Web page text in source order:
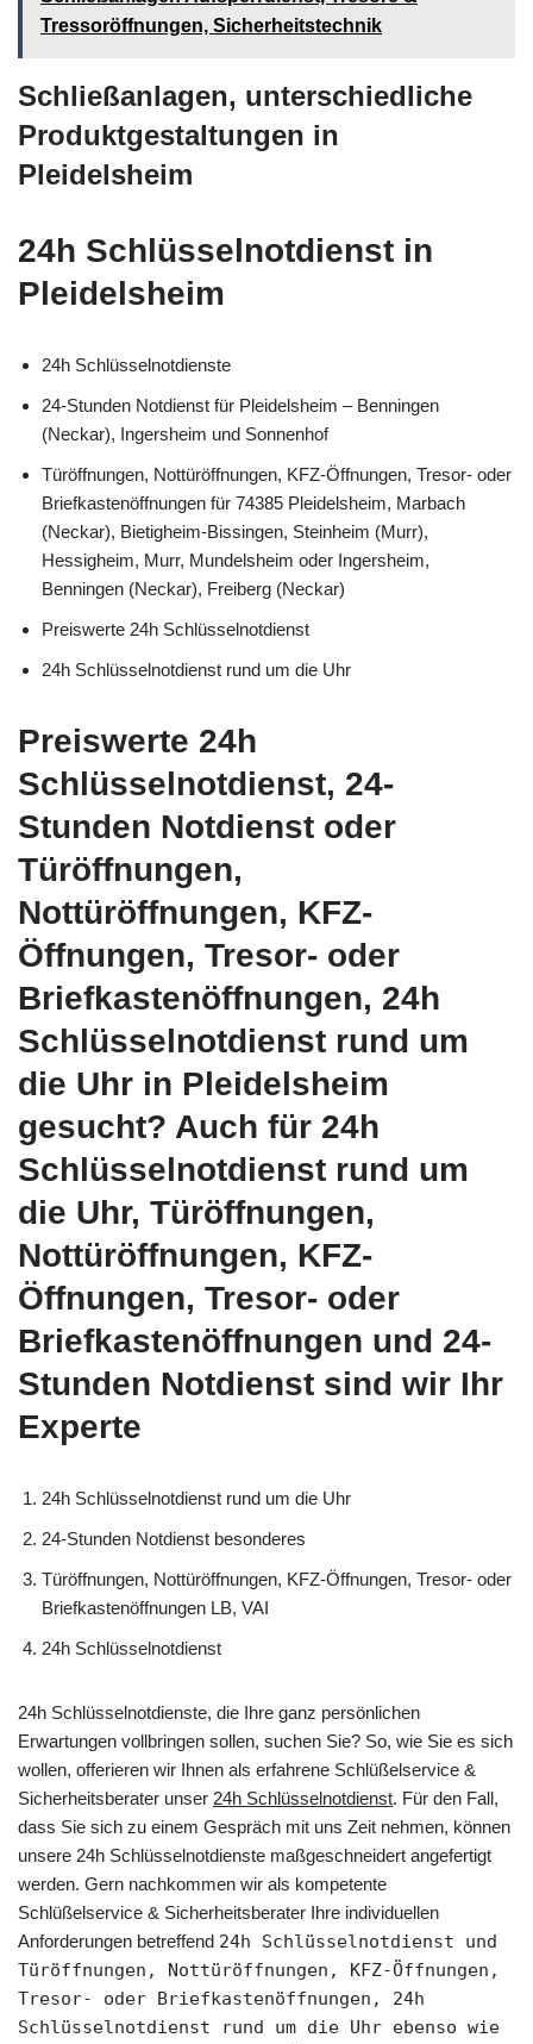
Tressoröffnungen, Sicherheitstechnik
Schließanlagen, unterschiedliche
Produktgestaltungen in
Pleidelsheim
24h Schlüsselnotdienst in
Pleidelsheim
24h Schlüsselnotdienste
24-Stunden Notdienst für Pleidelsheim – Benningen
(Neckar), Ingersheim und Sonnenhof
Türöffnungen, Nottüröffnungen, KFZ-Öffnungen, Tresor- oder
Briefkastenöffnungen für 74385 Pleidelsheim, Marbach
(Neckar), Bietigheim-Bissingen, Steinheim (Murr),
Hessigheim, Murr, Mundelsheim oder Ingersheim,
Benningen (Neckar), Freiberg (Neckar)
Preiswerte 24h Schlüsselnotdienst
24h Schlüsselnotdienst rund um die Uhr
Preiswerte 24h
Schlüsselnotdienst, 24-
Stunden Notdienst oder
Türöffnungen,
Nottüröffnungen, KFZ-
Öffnungen, Tresor- oder
Briefkastenöffnungen, 24h
Schlüsselnotdienst rund um
die Uhr in Pleidelsheim
gesucht? Auch für 24h
Schlüsselnotdienst rund um
die Uhr, Türöffnungen,
Nottüröffnungen, KFZ-
Öffnungen, Tresor- oder
Briefkastenöffnungen und 24-
Stunden Notdienst sind wir Ihr
Experte
24h Schlüsselnotdienst rund um die Uhr
24-Stunden Notdienst besonderes
Türöffnungen, Nottüröffnungen, KFZ-Öffnungen, Tresor- oder
Briefkastenöffnungen LB, VAI
24h Schlüsselnotdienst
24h Schlüsselnotdienste, die Ihre ganz persönlichen
Erwartungen vollbringen sollen, suchen Sie? So, wie Sie es sich
wollen, offerieren wir Ihnen als erfahrene Schlüßelservice &
Sicherheitsberater unser 24h Schlüsselnotdienst. Für den Fall,
dass Sie sich zu einem Gespräch mit uns Zeit nehmen, können
unsere 24h Schlüsselnotdienste maßgeschneidert angefertigt
werden. Gern nachkommen wir als kompetente
Schlüßelservice & Sicherheitsberater Ihre individuellen
Anforderungen betreffend 24h Schlüsselnotdienst und
Türöffnungen, Nottüröffnungen, KFZ-Öffnungen,
Tresor- oder Briefkastenöffnungen, 24h
Schlüsselnotdienst rund um die Uhr ebenso wie